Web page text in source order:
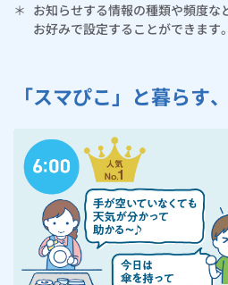
＊ お知らせする情報の種類や頻度な
お好みで設定することができます。
「スマぴこ」と暮らす